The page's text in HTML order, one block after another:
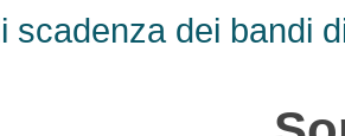
scadenza dei bandi